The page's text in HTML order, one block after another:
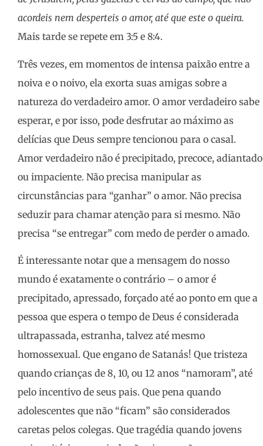
acordeis nem desperteis o amor, até que este o queira.
Mais tarde se repete em 3:5 e 8:4.
Três vezes, em momentos de intensa paixão entre a
noiva e o noivo, ela exorta suas amigas sobre a
natureza do verdadeiro amor. O amor verdadeiro sabe
esperar, e por isso, pode desfrutar ao máximo as
delícias que Deus sempre tencionou para o casal.
Amor verdadeiro não é precipitado, precoce, adiantado
ou impaciente. Não precisa manipular as
circunstâncias para “ganhar” o amor. Não precisa
seduzir para chamar atenção para si mesmo. Não
precisa “se entregar” com medo de perder o amado.
É interessante notar que a mensagem do nosso
mundo é exatamente o contrário – o amor é
precipitado, apressado, forçado até ao ponto em que a
pessoa que espera o tempo de Deus é considerada
ultrapassada, estranha, talvez até mesmo
homossexual. Que engano de Satanás! Que tristeza
quando crianças de 8, 10, ou 12 anos “namoram”, até
pelo incentivo de seus pais. Que pena quando
adolescentes que não “ficam” são considerados
caretas pelos colegas. Que tragédia quando jovens